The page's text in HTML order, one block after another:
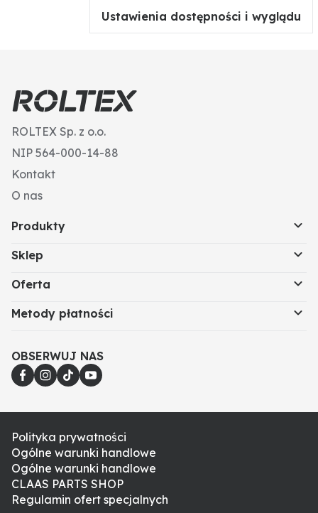
Ustawienia dostępności i wyglądu
ROLTEX Sp. z o.o.
NIP 564-000-14-88
Kontakt
O nas
Produkty
Sklep
Oferta
Metody płatności
OBSERWUJ NAS
Polityka prywatności
Ogólne warunki handlowe
Ogólne warunki handlowe
CLAAS PARTS SHOP
Regulamin ofert specjalnych